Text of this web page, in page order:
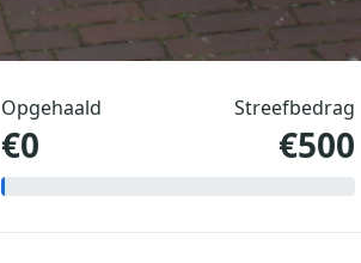
Opgehaald
€0
Streefbedrag
€500